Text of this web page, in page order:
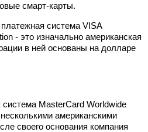
смарт-карты.
система VISA
- это изначально американская
в ней основаны на долларе
MasterCard Worldwide
американскими
своего основания компания